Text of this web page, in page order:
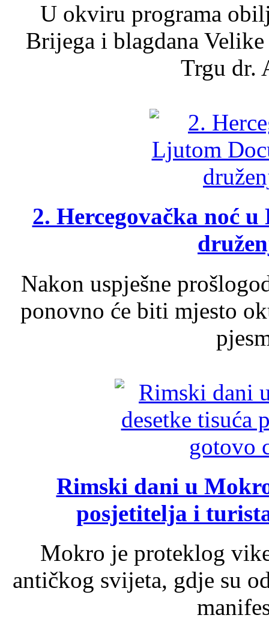
U okviru programa
Brijega i blagdana
Trgu dr.
2. Hercegovačka noć
Nakon uspješne
ponovno će biti mjesto
Rimski dani u
posjetitelja i
Mokro je proteklog
antičkog svijeta, gdje su